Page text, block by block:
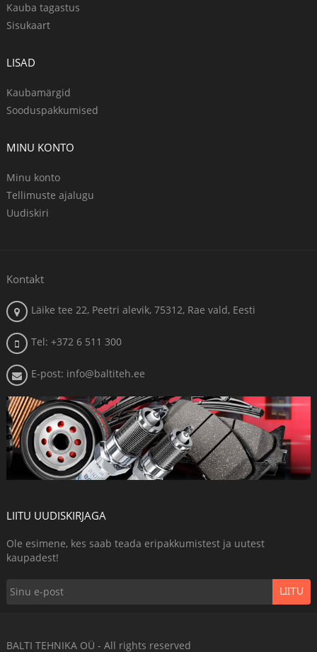
Kauba tagastus
Sisukaart
LISAD
Kaubamärgid
Sooduspakkumised
MINU KONTO
Minu konto
Tellimuste ajalugu
Uudiskiri
Kontakt
Läike tee 22, Peetri alevik, 75312, Rae vald, Eesti
Tel: +372 6 511 300
E-post: info@baltiteh.ee
LIITU UUDISKIRJAGA
Ole esimene, kes saab teada eripakkumistest ja uutest
kaupadest!
LIITU
BALTI TEHNIKA OÜ - All rights reserved